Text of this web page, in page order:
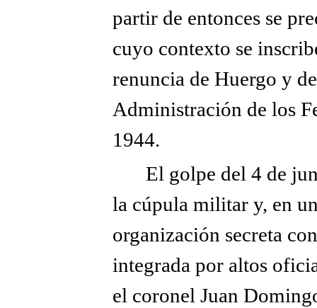
partir de entonces se
cuyo contexto se
renuncia de Huergo y
Administración de los
1944.
El golpe del 4 de
la cúpula militar y, en
organización secreta
integrada por altos
el coronel Juan